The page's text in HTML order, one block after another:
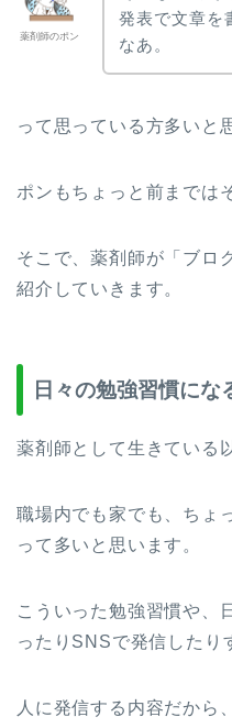
薬剤師のポン
発表で文章を
なあ。
って思っている方多いと
ポンもちょっと前までは
そこで、薬剤師が「ブロ
紹介していきます。
日々の勉強習慣にな
薬剤師として生きている
職場内でも家でも、ちょ
って多いと思います。
こういった勉強習慣や、
ったりSNSで発信したり
人に発信する内容だから